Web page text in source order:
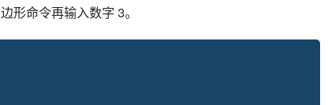
形命令再输入数字 3。